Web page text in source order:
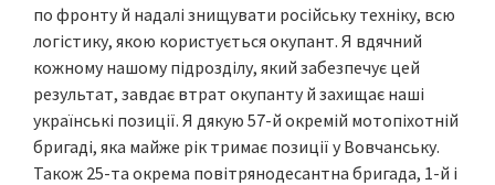
по фронту й надалі знищувати російську техніку, всю
логістику, якою користується окупант. Я вдячний
кожному нашому підрозділу, який забезпечує цей
результат, завдає втрат окупанту й захищає наші
українські позиції. Я дякую 57-й окремій мотопіхотній
бригаді, яка майже рік тримає позиції у Вовчанську.
Також 25-та окрема повітрянодесантна бригада, 1-й і